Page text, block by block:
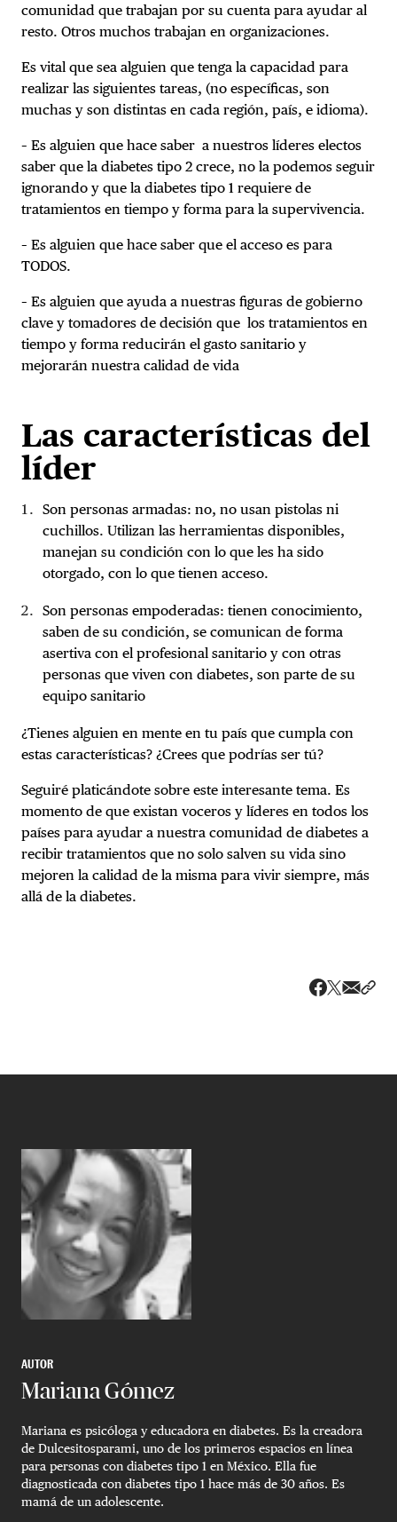
comunidad que trabajan por su cuenta para ayudar al
resto. Otros muchos trabajan en organizaciones.
Es vital que sea alguien que tenga la capacidad para
realizar las siguientes tareas, (no específicas, son
muchas y son distintas en cada región, país, e idioma).
– Es alguien que hace saber a nuestros líderes electos
saber que la diabetes tipo 2 crece, no la podemos seguir
ignorando y que la diabetes tipo 1 requiere de
tratamientos en tiempo y forma para la supervivencia.
– Es alguien que hace saber que el acceso es para
TODOS.
– Es alguien que ayuda a nuestras figuras de gobierno
clave y tomadores de decisión que los tratamientos en
tiempo y forma reducirán el gasto sanitario y
mejorarán nuestra calidad de vida
Las características del
líder
Son personas armadas: no, no usan pistolas ni
cuchillos. Utilizan las herramientas disponibles,
manejan su condición con lo que les ha sido
otorgado, con lo que tienen acceso.
Son personas empoderadas: tienen conocimiento,
saben de su condición, se comunican de forma
asertiva con el profesional sanitario y con otras
personas que viven con diabetes, son parte de su
equipo sanitario
¿Tienes alguien en mente en tu país que cumpla con
estas características? ¿Crees que podrías ser tú?
Seguiré platicándote sobre este interesante tema. Es
momento de que existan voceros y líderes en todos los
países para ayudar a nuestra comunidad de diabetes a
recibir tratamientos que no solo salven su vida sino
mejoren la calidad de la misma para vivir siempre, más
allá de la diabetes.
AUTOR
Mariana Gómez
Mariana es psicóloga y educadora en diabetes. Es la creadora
de Dulcesitosparami, uno de los primeros espacios en línea
para personas con diabetes tipo 1 en México. Ella fue
diagnosticada con diabetes tipo 1 hace más de 30 años. Es
mamá de un adolescente.